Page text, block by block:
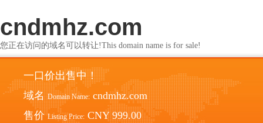
cndmhz.com
您正在访问的域名可以转让!This domain name is for sale!
一口价出售中！
域名 Domain Name: cndmhz.com
售价 Listing Price: CNY 999.00